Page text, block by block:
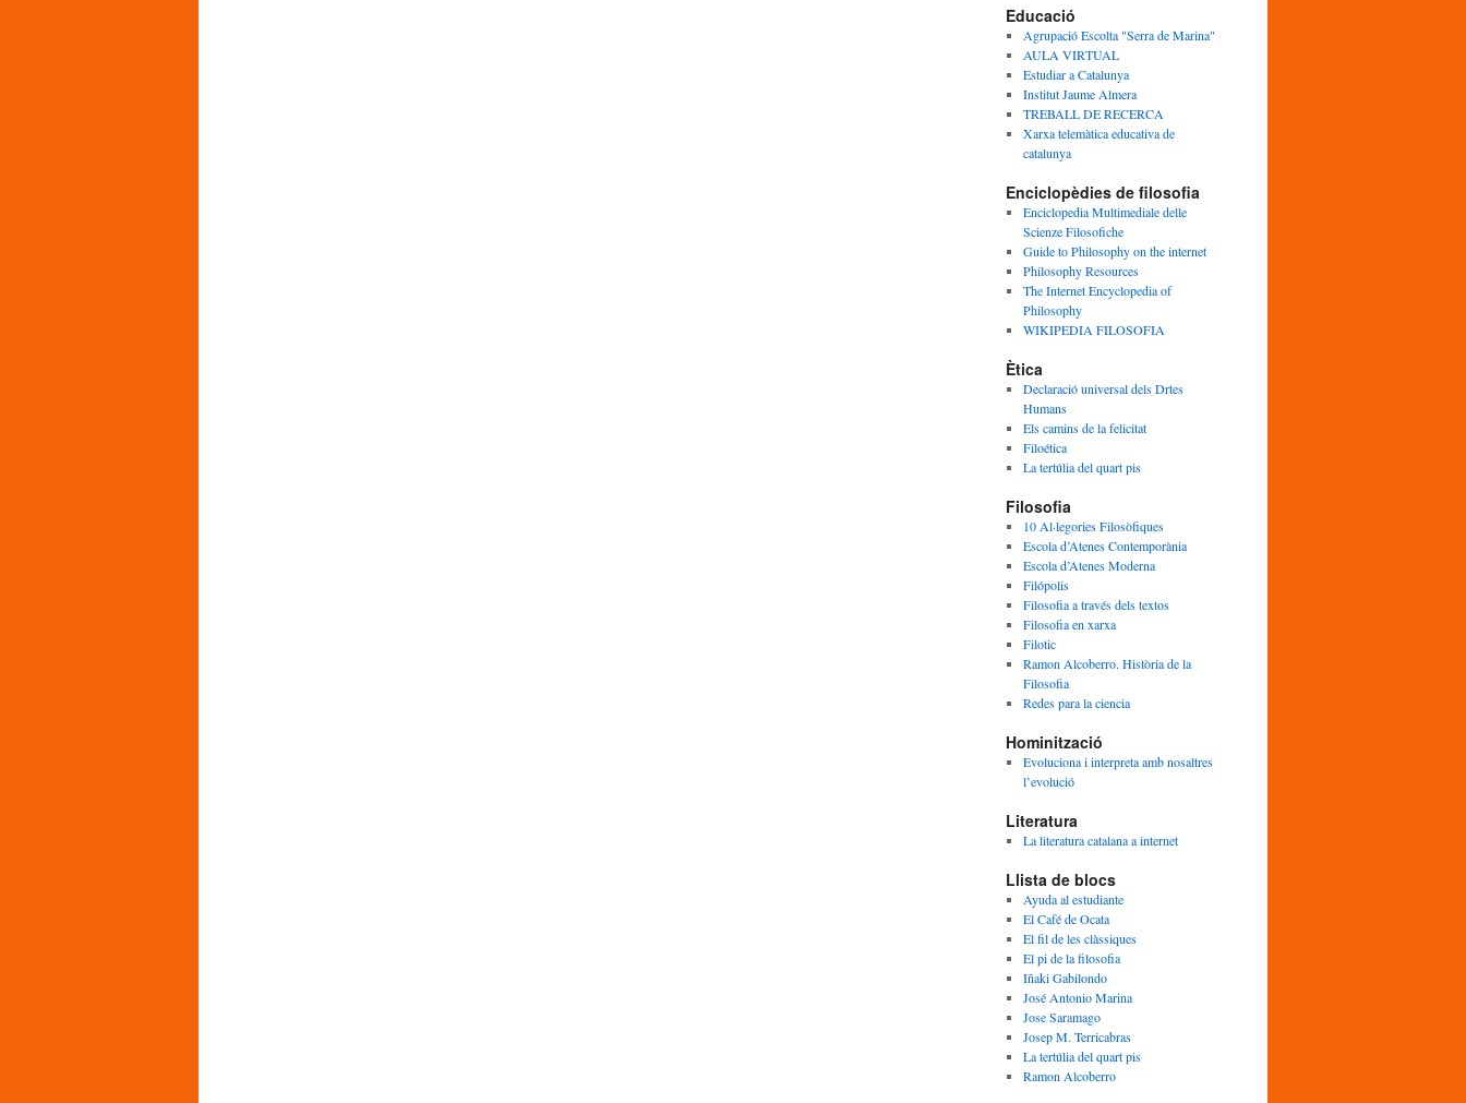
Educació
Agrupació Escolta "Serra de Marina"
AULA VIRTUAL
Estudiar a Catalunya
Institut Jaume Almera
TREBALL DE RECERCA
Xarxa telemàtica educativa de
catalunya
Enciclopèdies de filosofia
Enciclopedia Multimediale delle
Scienze Filosofiche
Guide to Philosophy on the internet
Philosophy Resources
The Internet Encyclopedia of
Philosophy
WIKIPEDIA FILOSOFIA
Ètica
Declaració universal dels Drtes
Humans
Els camins de la felicitat
Filoética
La tertúlia del quart pis
Filosofia
10 Al·legories Filosòfiques
Escola d’Atenes Contemporània
Escola d’Atenes Moderna
Filópolis
Filosofia a través dels textos
Filosofia en xarxa
Filotic
Ramon Alcoberro. Història de la
Filosofia
Redes para la ciencia
Hominització
Evoluciona i interpreta amb nosaltres
l’evolució
Literatura
La literatura catalana a internet
Llista de blocs
Ayuda al estudiante
El Café de Ocata
El fil de les clàssiques
El pi de la filosofia
Iñaki Gabilondo
José Antonio Marina
Jose Saramago
Josep M. Terricabras
La tertúlia del quart pis
Ramon Alcoberro